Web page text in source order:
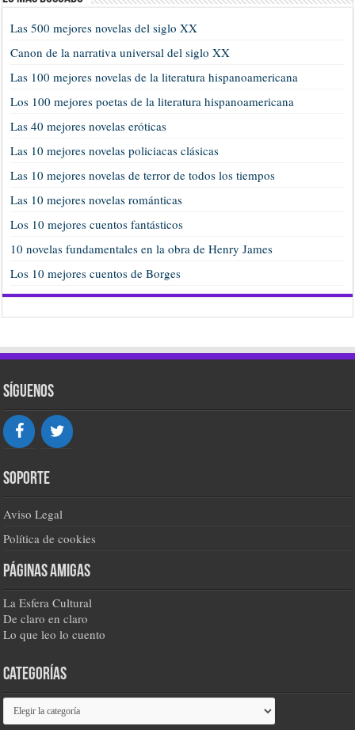
Las 500 mejores novelas del siglo XX
Canon de la narrativa universal del siglo XX
Las 100 mejores novelas de la literatura hispanoamericana
Los 100 mejores poetas de la literatura hispanoamericana
Las 40 mejores novelas eróticas
Las 10 mejores novelas policiacas clásicas
Las 10 mejores novelas de terror de todos los tiempos
Las 10 mejores novelas románticas
Los 10 mejores cuentos fantásticos
10 novelas fundamentales en la obra de Henry James
Los 10 mejores cuentos de Borges
Síguenos
Soporte
Aviso Legal
Política de cookies
Páginas amigas
La Esfera Cultural
De claro en claro
Lo que leo lo cuento
Categorías
Categorías